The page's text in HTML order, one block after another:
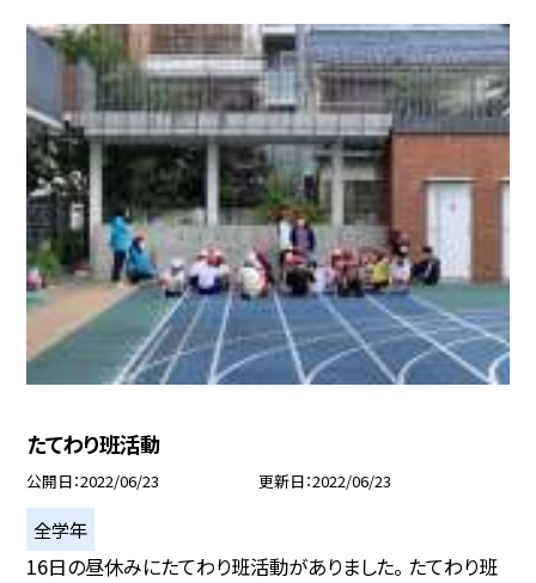
たてわり班活動
公開日 2022/06/23 更新日 2022/06/23
全学年
16日の昼休みにたてわり班活動がありました。 たてわり班